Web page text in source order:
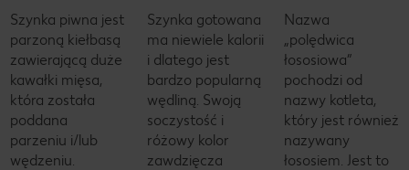
Szynka piwna jest
parzoną kiełbasą
zawierającą duże
kawałki mięsa,
która została
poddana
parzeniu i/lub
wędzeniu.
Szynka gotowana
ma niewiele kalorii
i dlatego jest
bardzo popularną
wędliną. Swoją
soczystość i
różowy kolor
zawdzięcza
Nazwa
„polędwica
łososiowa”
pochodzi od
nazwy kotleta,
który jest również
nazywany
łososiem. Jest to